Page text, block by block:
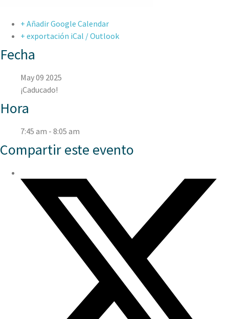
+ Añadir Google Calendar
+ exportación iCal / Outlook
Fecha
May 09 2025
¡Caducado!
Hora
7:45 am - 8:05 am
Compartir este evento